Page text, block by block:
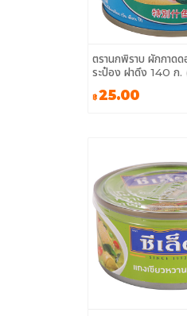
ตรานกพิราบ ผักกาดด
ระป๋อง ฝาดึง 140 ก.
฿25.00